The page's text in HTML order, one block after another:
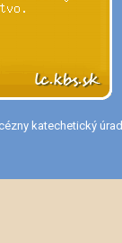
katechetický úrad